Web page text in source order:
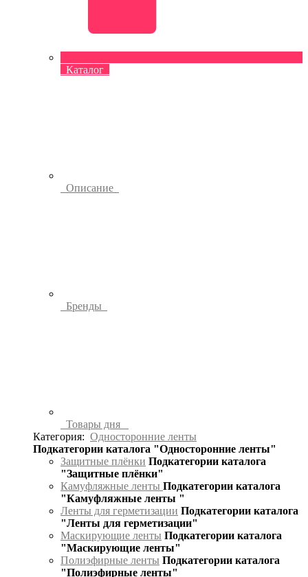
Каталог
Описание
Бренды
Товары дня
Категория: Односторонние ленты
Подкатегории каталога "Односторонние ленты"
Защитные плёнки Подкатегории каталога
"Защитные плёнки"
Камуфляжные ленты Подкатегории каталога
"Камуфляжные ленты "
Ленты для герметизации Подкатегории каталога
"Ленты для герметизации"
Маскирующие ленты Подкатегории каталога
"Маскирующие ленты"
Полиэфирные ленты Подкатегории каталога
"Полиэфирные ленты"